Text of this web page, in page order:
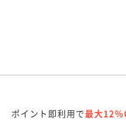
ポイント即利用で最大12％